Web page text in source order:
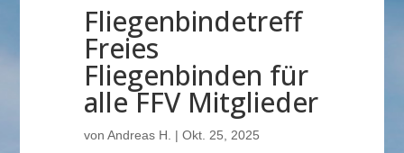
Fliegenbindetreff
Freies
Fliegenbinden für
alle FFV Mitglieder
von Andreas H. | Okt. 25, 2025